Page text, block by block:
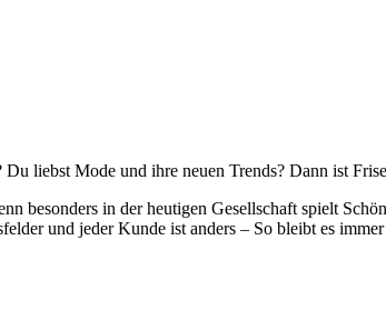
liebst Mode und ihre neuen Trends? Dann ist
in der heutigen Gesellschaft spielt
und jeder Kunde ist anders – So bleibt es immer